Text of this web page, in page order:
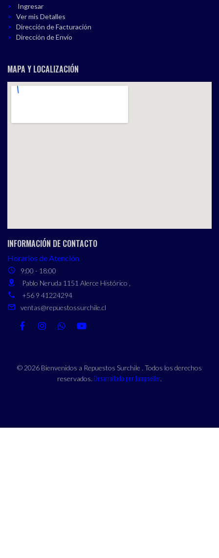
Ingresar
Ver mis Detalles
Dirección de Facturación
Dirección de Envío
MAPA Y LOCALIZACIÓN
INFORMACIÓN DE CONTACTO
Horarios de Atención
9:00 - 18:00
Pablo Neruda 1151 Alerce Histórico ,
+56 9 41224294
ventas@repuestossurchile.cl
© 2026 Bienvenidos a Repuestos Surchile . Todos los derechos
reservados. Desarrollado por Jumpseller.